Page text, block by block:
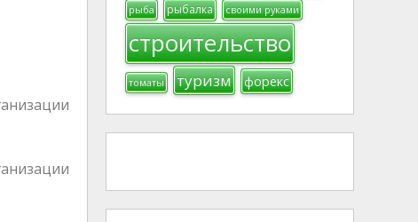
рыба
рыбалка своими руками
строительство
томаты туризм форекс